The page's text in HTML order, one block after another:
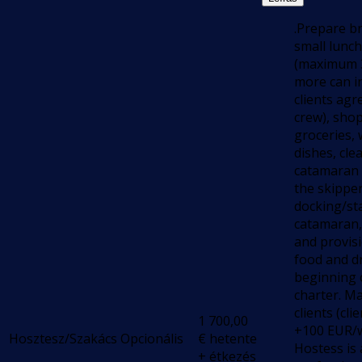
Hosztesz/Szakács Opcionális
1 700,00
€ hetente
+ étkezés
.Prepare
small
more can
clients
crew),
groceries,
dishes,
the
docking/
and
food and
beginning
charter.
clients
+100 EUR/
Hostess is